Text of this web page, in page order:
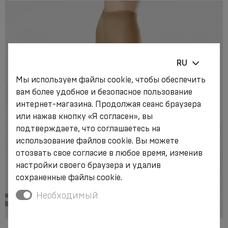
RU
Мы используем файлы cookie, чтобы обеспечить
вам более удобное и безопасное пользование
интернет-магазина. Продолжая сеанс браузера
или нажав кнопку «Я согласен», вы
подтверждаете, что соглашаетесь на
использование файлов cookie. Вы можете
отозвать свое согласие в любое время, изменив
настройки своего браузера и удалив
сохраненные файлы cookie.
Необходимый